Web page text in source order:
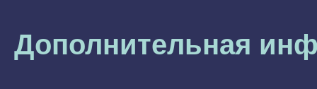
Дополнительная